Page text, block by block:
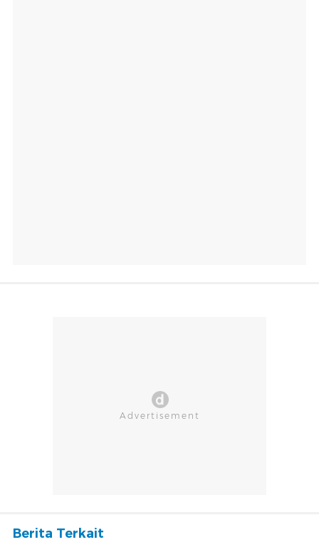
Berita Terkait